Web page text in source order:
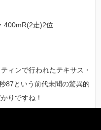
400mR(2走)2位
ィンで行われたテキサス・
87という前代未聞の驚異的
りですね！